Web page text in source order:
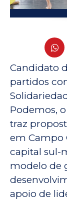
Candidato
partidos
Podemos,
traz
em Campo
capital sul-
modelo de
apoio de